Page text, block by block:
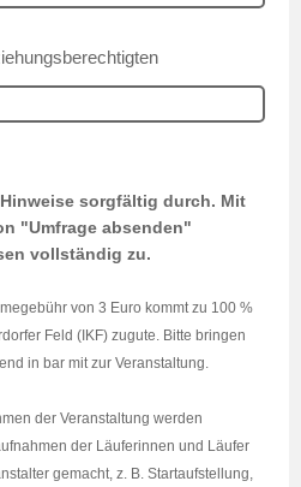
sorgfältig durch. Mit
"Umfrage absenden"
vollständig zu.
von 3 Euro kommt zu 100 %
Feld (IKF) zugute. Bitte bringen
in bar mit zur Veranstaltung.
der Veranstaltung werden
der Läuferinnen und Läufer
gemacht, z. B. Startaufstellung,